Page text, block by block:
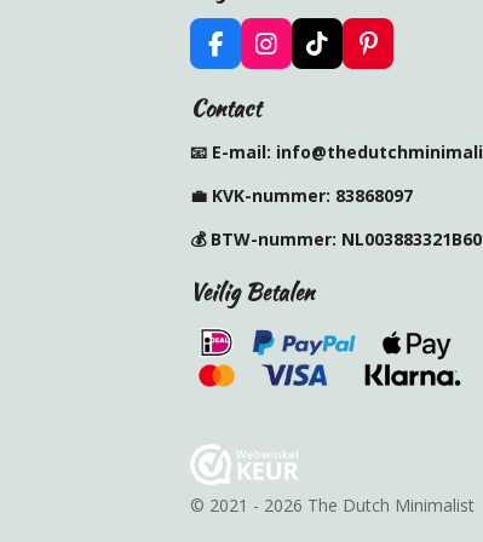
F
a
c
e
b
o
o
I
n
a
g
r
m
T
i
o
k
P
i
e
r
e
t
Contact
📧 E-mail:
💼 KVK-nummer: 83868097
💰 BTW-nummer: NL003883321B60
Veilig Betalen
© 2021 - 2026 The Dutch Minimalist